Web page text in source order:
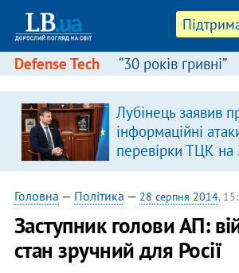
Defense Tech “30 років гривні”
Лубінець заявив
інформаційні
перевірки ТЦК на
Головна — Політика — 28 серпня 2014,
Заступник голови АП:
стан зручний для Росії